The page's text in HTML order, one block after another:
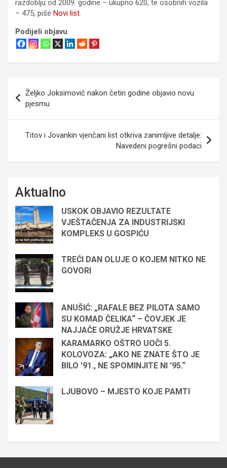
razdoblju od 2009. godine – ukupno 620, te osobnih vozila
– 475, piše Novi list.
Podijeli objavu
Navigacija
objava
Željko Joksimović nakon četiri godine objavio novu
pjesmu
Titov i Jovankin vjenčani list otkriva zanimljive detalje:
Navedeni pogrešni podaci
Aktualno
USKOK OBJAVIO REZULTATE
VJEŠTAČENJA ZA INDUSTRIJSKI
KOMPLEKS U GOSPIĆU
TREĆI DAN OLUJE O KOJEM NITKO NE
GOVORI
ANUŠIĆ: „RAFALE BEZ PILOTA SAMO
SU KOMAD ČELIKA“ – ČOVJEK JE
NAJJAČE ORUŽJE HRVATSKE
KARAMARKO OŠTRO UOČI 5.
KOLOVOZA: „AKO NE ZNATE ŠTO JE
BILO ’91., NE SPOMINJITE NI ’95.“
LJUBOVO – MJESTO KOJE PAMTI